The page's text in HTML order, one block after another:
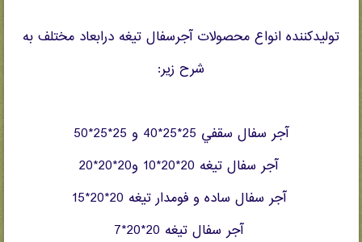
توليدکننده انواع محصولات آجرسفال تيغه درابعاد مختلف به
شرح زير:
آجر سفال سقفي 25*25*40 و 25*25*50
آجر سفال تيغه 20*20*10 و20*20*20
آجر سفال ساده و فومدار تيغه 20*20*15
آجر سفال تيغه 20*20*7